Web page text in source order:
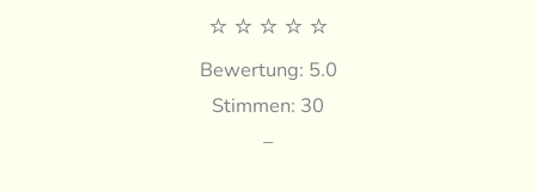
⭐ ⭐ ⭐ ⭐ ⭐
Bewertung: 5.0
Stimmen: 30
–